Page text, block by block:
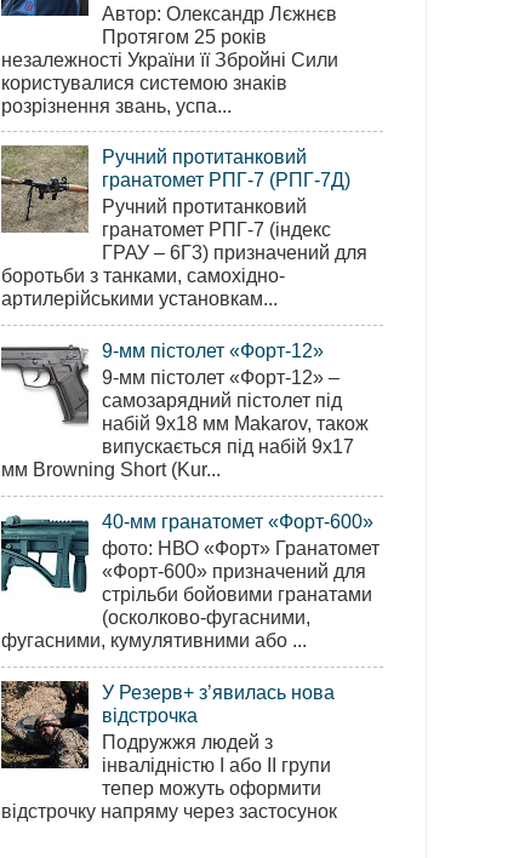
Автор: Олександр Лєжнєв
Протягом 25 років
незалежності України її Збройні Сили
користувалися системою знаків
розрізнення звань, успа...
Ручний протитанковий
гранатомет РПГ-7 (РПГ-7Д)
Ручний протитанковий
гранатомет РПГ-7 (індекс
ГРАУ – 6Г3) призначений для
боротьби з танками, самохідно-
артилерійськими установкам...
9-мм пістолет «Форт-12»
9-мм пістолет «Форт-12» –
самозарядний пістолет під
набій 9х18 мм Makarov, також
випускається під набій 9х17
мм Browning Short (Kur...
40-мм гранатомет «Форт-600»
фото: НВО «Форт» Гранатомет
«Форт-600» призначений для
стрільби бойовими гранатами
(осколково-фугасними,
фугасними, кумулятивними або ...
У Резерв+ з’явилась нова
відстрочка
Подружжя людей з
інвалідністю І або ІІ групи
тепер можуть оформити
відстрочку напряму через застосунок